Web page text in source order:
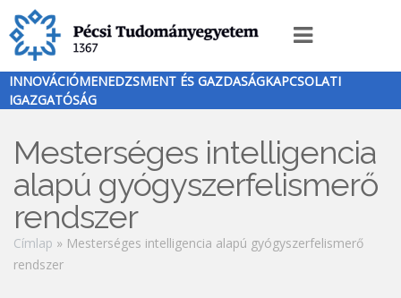
Ugrás
tartalomra
Innováció
menü
INNOVÁCIÓMENEDZSMENT ÉS GAZDASÁGKAPCSOLATI
IGAZGATÓSÁG
Mesterséges intelligencia
alapú gyógyszerfelismerő
rendszer
Morzsa
Címlap
Mesterséges intelligencia alapú gyógyszerfelismerő
rendszer